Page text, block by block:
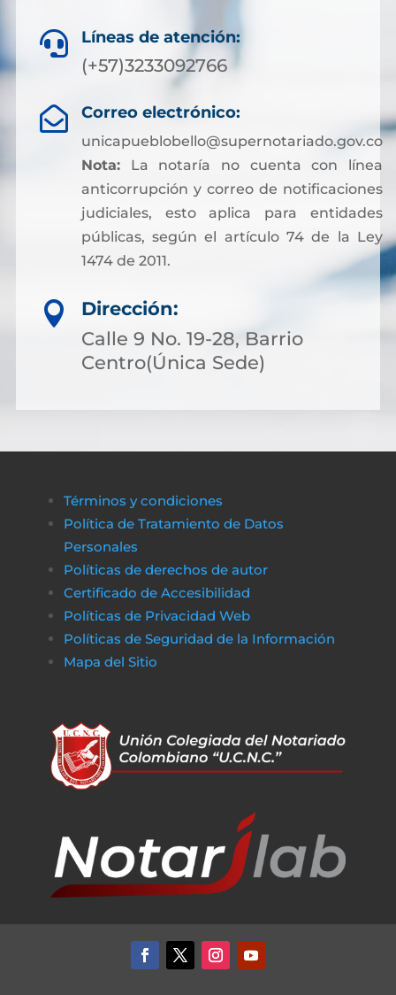
 Líneas de atención:
(+57)3233092766
 Correo electrónico:
unicapueblobello@supernotariado.gov.co
Nota:La notaría no cuenta con línea
anticorrupción y correo de notificaciones
judiciales, esto aplica para entidades
públicas, según el artículo 74 de la Ley
1474 de 2011.

Dirección:
Calle 9 No. 19-28, Barrio
Centro(Única Sede)
Términos y condiciones
Política de Tratamiento de Datos
Personales
Políticas de derechos de autor
Certificado de Accesibilidad
Políticas de Privacidad Web
Políticas de Seguridad de la Información
Mapa del Sitio